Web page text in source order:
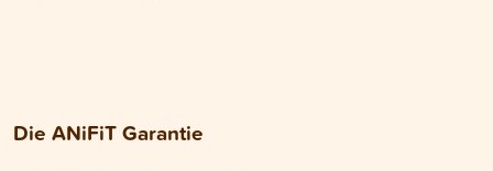
Die ANiFiT Garantie